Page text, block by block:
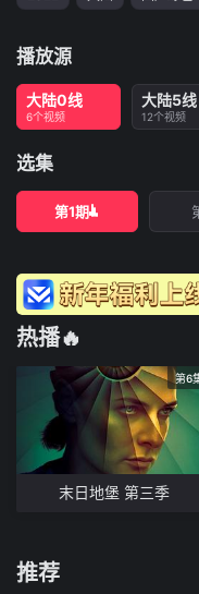
播放源
大陆0线
6个视频
大陆5线
12个视频
选集
第1期
热播🔥
第6
末日地堡 第三季
推荐